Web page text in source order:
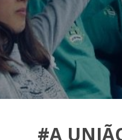
#A